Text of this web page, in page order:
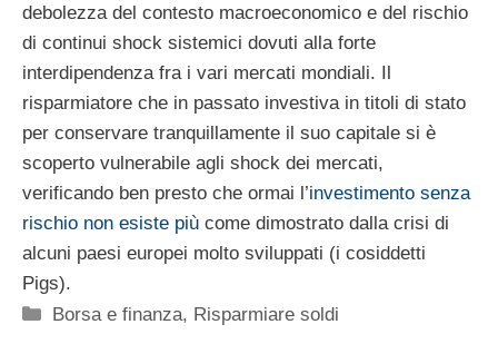
debolezza del contesto macroeconomico e del rischio
di continui shock sistemici dovuti alla forte
interdipendenza fra i vari mercati mondiali. Il
risparmiatore che in passato investiva in titoli di stato
per conservare tranquillamente il suo capitale si è
scoperto vulnerabile agli shock dei mercati,
verificando ben presto che ormai l’investimento senza
rischio non esiste più come dimostrato dalla crisi di
alcuni paesi europei molto sviluppati (i cosiddetti
Pigs).
Categorie
Borsa e finanza, Risparmiare soldi